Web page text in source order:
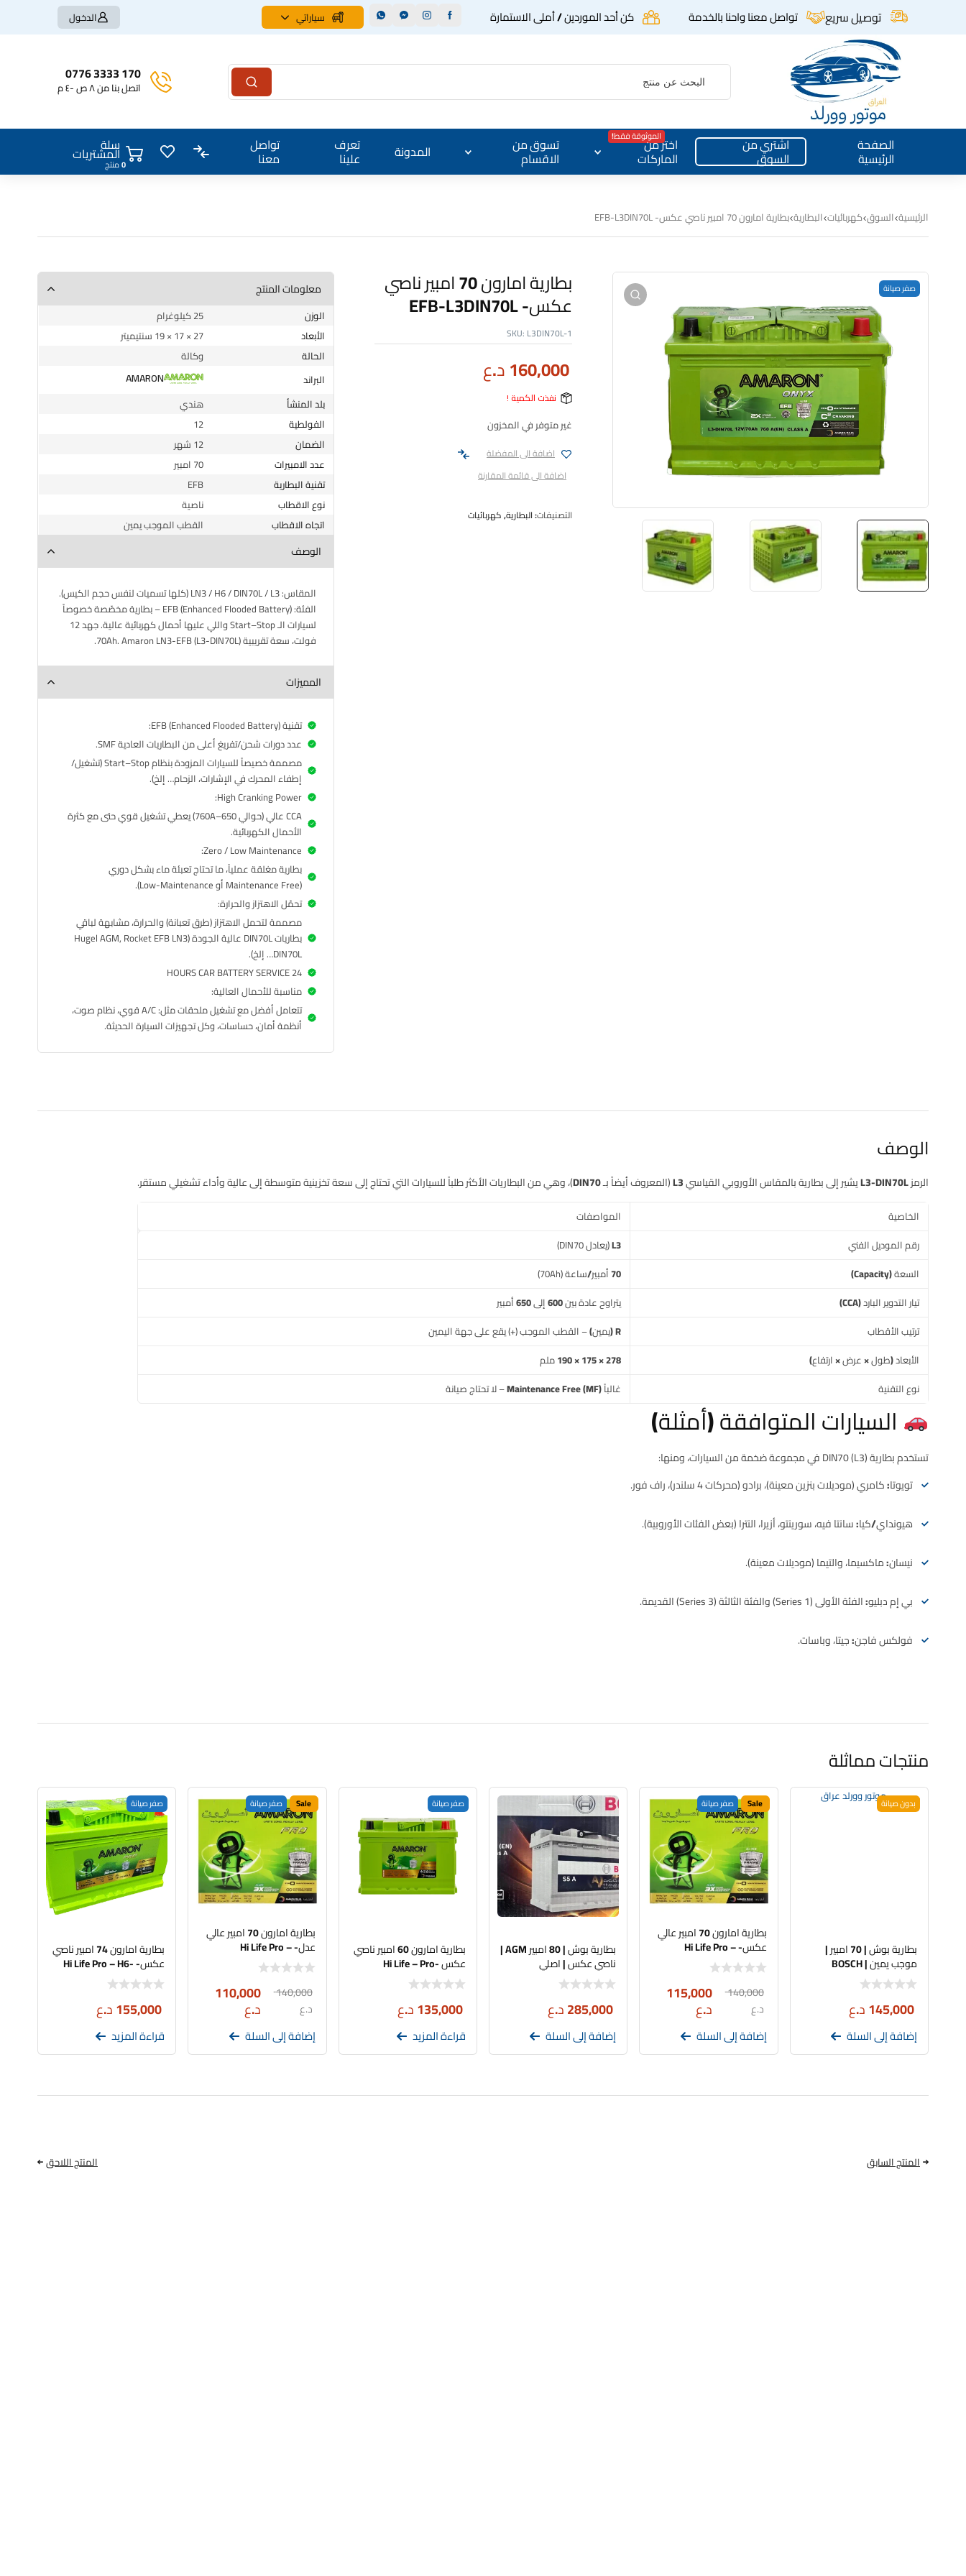
توصيل سريع تواصل معنا واحنا بالخدمة كن أحد الموردين / أملى الاستمارة سياراتي الدخول
170 3333 0776
اتصل بنا من ٨ ص -٤ م
الصفحة
الرئيسية
اشتري من
السوق
اختر من
الماركات
الموثوقة فقط! تسوق من
الاقسام المدونة تعرف
علينا
تواصل
معنا
سلة
المشتريات0منتج
الرئيسية السوق كهربائيات البطارية بطارية امارون 70 امبير ناصي عكس- EFB-L3DIN70L
صفر صيانة بطارية امارون 70 امبير ناصي
عكس- EFB-L3DIN70L
SKU: L3DIN70L-1
160,000د.ع
نفذت الكمية !
غير متوفر في المخزون
اضافة الى المفضلة
اضافة الى قائمة المقارنة
التصنيفات:البطارية,كهربائيات
معلومات المنتج
الوزن
25 كيلوغرام
الأبعاد
27 × 17 × 19 سنتيميتر
الحالة
وكالة
البراند
AMARON
بلد المنشأ
هندي
الفولطية
12
الضمان
12 شهر
عدد الامبيرات
70 امبير
تقنية البطارية
EFB
نوع الاقطاب
ناصية
اتجاه الاقطاب
القطب الموجب يمين
الوصف
المقاس: LN3 / H6 / DIN70L / L3 (كلها تسميات لنفس حجم الكيس).
الفئة: EFB (Enhanced Flooded Battery) – بطارية مخصّصة خصوصاً
لسيارات الـ Start–Stop واللي عليها أحمال كهربائية عالية. جهد 12
فولت، سعة تقريبية 70Ah. Amaron LN3-EFB (L3-DIN70L).
المميزات
تقنية EFB (Enhanced Flooded Battery):
عدد دورات شحن/تفريغ أعلى من البطاريات العادية SMF.
مصممة خصيصاً للسيارات المزودة بنظام Start–Stop (تشغيل/
إطفاء المحرك في الإشارات، الزحام… إلخ).
High Cranking Power:
CCA عالي (حوالي 650–760A) يعطي تشغيل قوي حتى مع كثرة
الأحمال الكهربائية.
Zero / Low Maintenance:
بطارية مغلقة عملياً، ما تحتاج تعبئة ماء بشكل دوري
(Maintenance Free أو Low-Maintenance).
تحمّل الاهتزاز والحرارة:
مصممة لتحمل الاهتزاز (طرق تعبانة) والحرارة، مشابهة لباقي
بطاريات DIN70L عالية الجودة (Hugel AGM, Rocket EFB LN3
DIN70L… إلخ).
24 HOURS CAR BATTERY SERVICE
مناسبة للأحمال العالية:
تتعامل أفضل مع تشغيل ملحقات مثل: A/C قوي، نظام صوت،
أنظمة أمان، حساسات، وكل تجهيزات السيارة الحديثة.
الوصف
الرمزL3-DIN70Lيشير إلى بطارية بالمقاس الأوروبي القياسيL3(المعروف أيضاً بـDIN70)، وهي من البطاريات الأكثر طلباً للسيارات التي تحتاج إلى سعة تخزينية متوسطة إلى عالية وأداء تشغيلي مستقر.
الخاصية
المواصفات
رقم الموديل الفني
L3(يعادل DIN70)
السعة (Capacity)
70 أمبير/ساعة
(70Ah)
تيار التدوير البارد (CCA)
يتراوح عادة بين600 إلى 650 أمبير
ترتيب الأقطاب
R (يمين)
– القطب الموجب (+) يقع على جهة اليمين
الأبعاد (طول × عرض × ارتفاع)
278 × 175 × 190 ملم
نوع التقنية
غالباًMaintenance Free (MF)– لا تحتاج صيانة
السيارات المتوافقة (أمثلة)
تستخدم بطارية DIN70 (L3) في مجموعة ضخمة من السيارات، ومنها:
تويوتا:كامري (موديلات بنزين معينة)، برادو (محركات 4 سلندر)، راف فور.
هيونداي/كيا:سانتا فيه، سورينتو، أزيرا، النترا (بعض الفئات الأوروبية).
نيسان:ماكسيما، والتيما (موديلات معينة).
بي إم دبليو:الفئة الأولى (1 Series) والفئة الثالثة (3 Series) القديمة.
فولكس فاجن:جيتا، وباسات.
منتجات مماثلة
بدون صيانة
بطارية بوش | 70 امبير |
موجب يمين | BOSCH
145,000د.ع
إضافة إلى السلة
Sale صفر صيانة
بطارية امارون 70 امبير عالي
عكس- Hi Life Pro –
BH100D26L
140,000
د.ع
115,000
د.ع
إضافة إلى السلة
بطارية بوش | 80 امبير AGM |
ناصي عكس | اصلي
285,000د.ع
إضافة إلى السلة
صفر صيانة
بطارية امارون 60 امبير ناصي
عكس -Hi Life – Pro
135,000د.ع
قراءة المزيد
Sale صفر صيانة
بطارية امارون 70 امبير عالي
عدل- Hi Life Pro –
BH100D26R
140,000
د.ع
110,000
د.ع
إضافة إلى السلة
صفر صيانة
بطارية امارون 74 امبير ناصي
عكس- Hi Life Pro – H6-
DIN74L
155,000د.ع
قراءة المزيد
المنتج السابق المنتج اللاحق